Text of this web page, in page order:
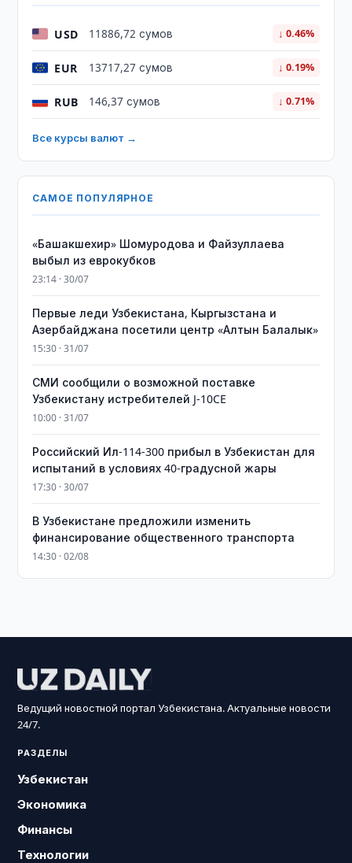
USD 11886,72 сумов ↓ 0.46%
EUR 13717,27 сумов ↓ 0.19%
RUB 146,37 сумов ↓ 0.71%
Все курсы валют →
САМОЕ ПОПУЛЯРНОЕ
«Башакшехир» Шомуродова и Файзуллаева
выбыл из еврокубков
23:14 · 30/07
Первые леди Узбекистана, Кыргызстана и
Азербайджана посетили центр «Алтын Балалык»
15:30 · 31/07
СМИ сообщили о возможной поставке
Узбекистану истребителей J-10CE
10:00 · 31/07
Российский Ил-114-300 прибыл в Узбекистан для
испытаний в условиях 40-градусной жары
17:30 · 30/07
В Узбекистане предложили изменить
финансирование общественного транспорта
14:30 · 02/08
Ведущий новостной портал Узбекистана. Актуальные новости
24/7.
РАЗДЕЛЫ
Узбекистан
Экономика
Финансы
Технологии